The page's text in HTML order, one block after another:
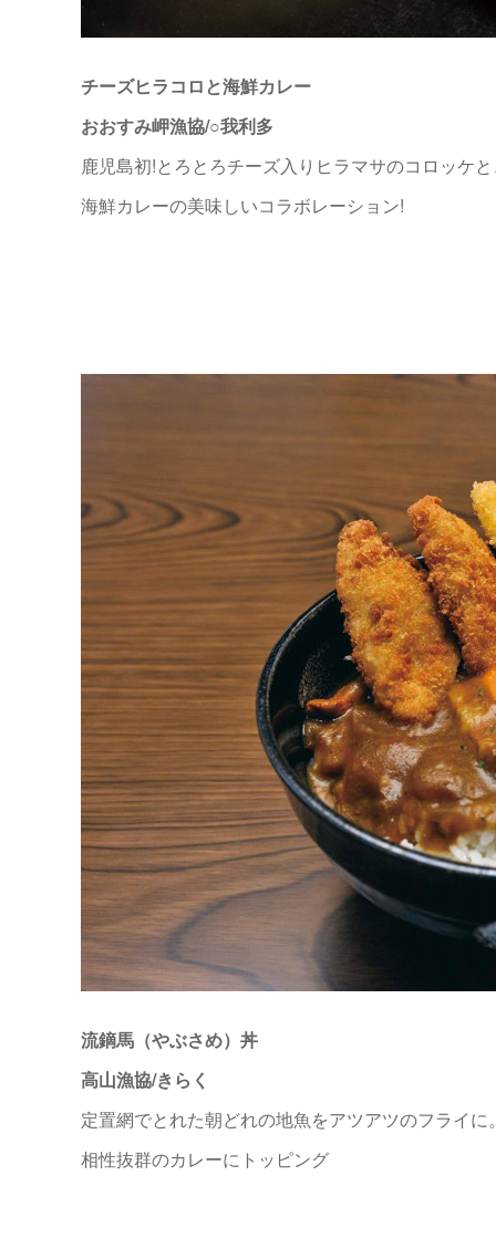
チーズヒラコロと海鮮カレー
おおすみ岬漁協/○我利多
鹿児島初!とろとろチーズ入りヒラマサのコロッケ
海鮮カレーの美味しいコラボレーション!
流鏑馬（やぶさめ）丼
高山漁協/きらく
定置網でとれた朝どれの地魚をアツアツのフライに
相性抜群のカレーにトッピング